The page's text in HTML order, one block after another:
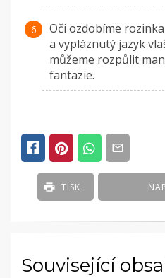
Oči ozdobíme
a vypláznutý jazyk
můžeme rozpůlit
fantazie.
TISK
Související